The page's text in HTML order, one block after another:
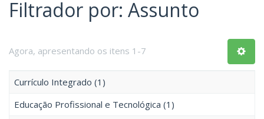
Filtrador por: Assunto
Agora, apresentando os itens 1-7
Currículo Integrado (1)
Educação Profissional e Tecnológica (1)